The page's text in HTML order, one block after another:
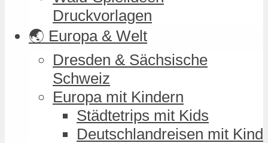
Druckvorlagen
🌏 Europa & Welt
Dresden & Sächsische
Schweiz
Europa mit Kindern
Städtetrips mit Kids
Deutschlandreisen mit Kind